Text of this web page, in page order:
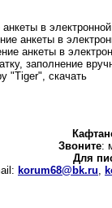
в
анкеты в
анкеты в
заполнение
"Tiger", скачать
Звоните:
Для
korum68@bk.ru,